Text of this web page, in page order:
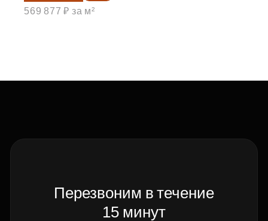
569 877 ₽ за м²
Перезвоним в течение
15 минут